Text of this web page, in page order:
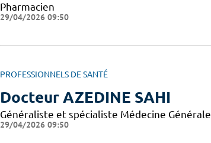
Pharmacien
29/04/2026 09:50
PROFESSIONNELS DE SANTÉ
Docteur AZEDINE SAHI
Généraliste et spécialiste Médecine Générale
29/04/2026 09:50